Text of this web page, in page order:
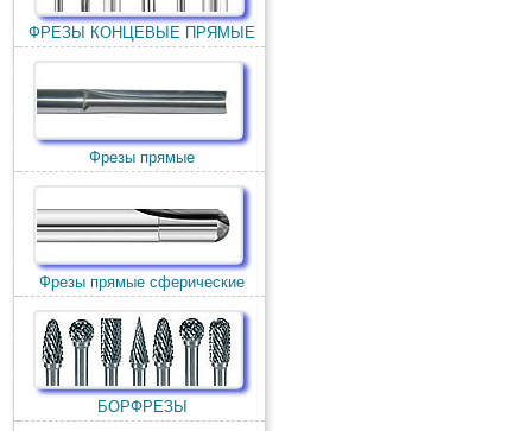
ФРЕЗЫ КОНЦЕВЫЕ ПРЯМЫЕ
Фрезы прямые
Фрезы прямые сферические
БОРФРЕЗЫ